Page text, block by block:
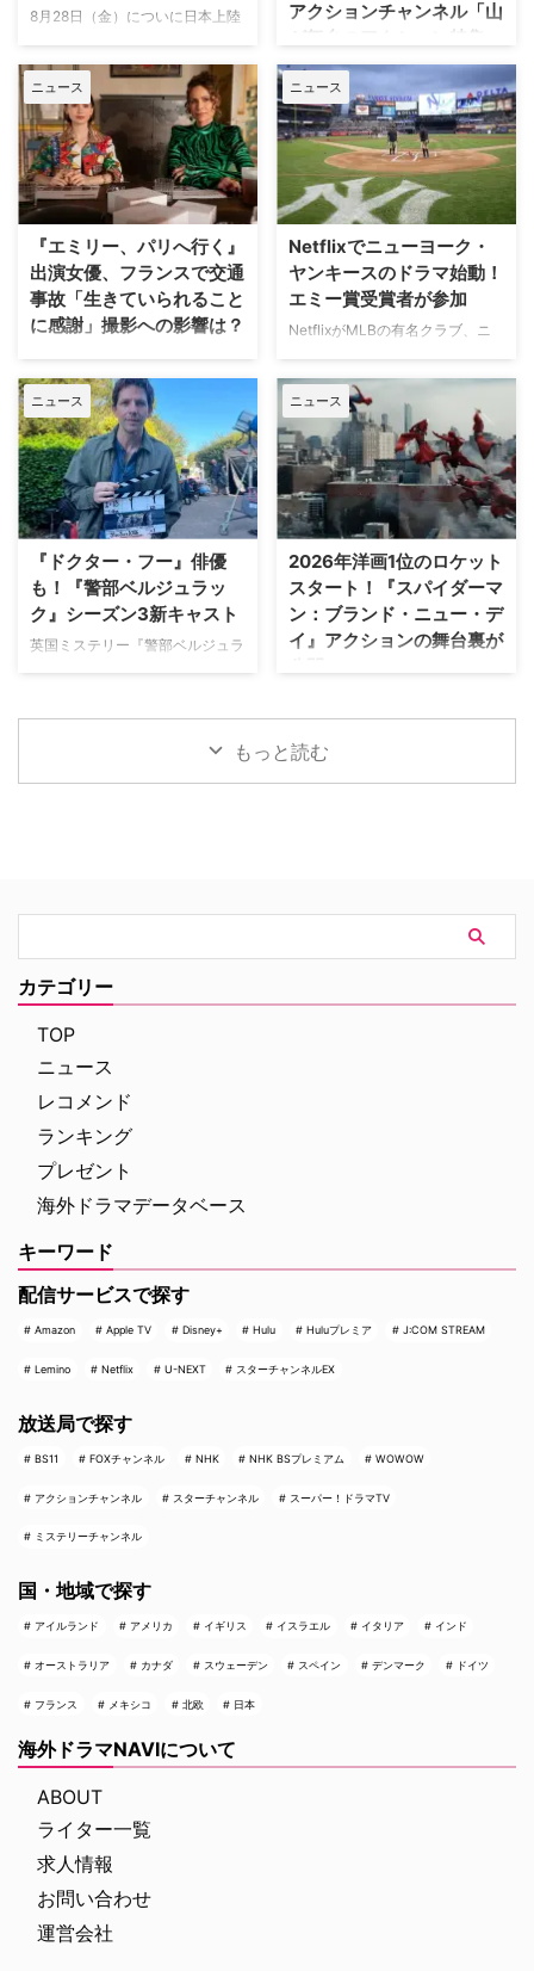
8月28日（金）についに日本上陸
ド・ライバルリー』。そのシーズ
ン2の新カップル役が分かった。
米Deadlineが報じている。 シー
ズン1の主要カップルも引き続き
出演 『ヒーテッド・ライバルリ
ー』はカナダの作家レイチェル・
リードによるベストセラー小説
原作とする。シーズン1は小説シ
リーズ第2作「Heated Rivalry」
をもとに、氷上で最大のライバル
として火花を散らす二人のスター
ランダーとロシア出身のイリヤ …
アクションチャンネル「山
が舞台のアクション特集」
放送
日本で唯一のアクション海外ドラ
マ専門チャンネル「アクションチ
ャンネル」にて、8月11日の山の
日に合わせた特別編成「山が舞台
のアクション特集」が放送され
る。 8月11日「山の日」に注目の
山岳アクション2作品を特別編成
今回の特集では、米陸軍特殊部隊
出身の保安官が山岳地帯の町で起
きる難事件に挑む全米大ヒット作
『ブルーリッジ 山岳捜査網』が
独占日本初放送。さらに、元特殊
部隊員の父親が娘を守るために大
自然を駆け巡るフランス発の話題
作『デビルズ・リープ～娘を守
れ！最強の親父』が一挙放送され
る。雄大な自然の中で繰り広 …
ニュース
『エミリー、パリへ行く』
出演女優、フランスで交通
事故「生きていられること
に感謝」撮影への影響は？
人気Netflixドラマ『エミリー、パ
リへ行く』第6シーズンに出演す
るイギリス人女優のミニー・ドラ
イヴァーが、フランスでの撮影休
止期間中に深刻な自動車事故に遭
っていたことが分かった。 生き
ていられることに心から感謝 ミ
ニーは過去8週間にわたり、
と題した動画シリーズを投稿。最
終シーズンの撮影で滞在していた
パリでの日常をファンに届けてい
た。しかし8月6日（木）早朝、
公開。「パリの最新情報だけど、
ニュース
Netflixでニューヨーク・
ヤンキースのドラマ始動！
エミー賞受賞者が参加
NetflixがMLBの有名クラブ、ニ
した新作ドラマシリーズの開発を
進めている。米Varietyが報じ
た。 『オザークへようこそ』ジ
ェイソン・ベイトマンも関与
Netflixは、今年3月のMLB開幕戦
をライヴ配信したのを皮切りに、
7月のホームランダービーもリリ
ースするなど、MLBとの関係性
を深めている。この協力関係は
2028年まで続く予定だ。今月中
旬に行われるフィールド・オブ・
ドリームス（映画『フィールド・
ニュース
『ドクター・フー』俳優
も！『警部ベルジュラッ
ク』シーズン3新キャスト
英国ミステリー『警部ベルジュラ
新たに加わることも明らかになっ
撃的な事件に巻き込まれるベルジ
ジム・ベルジュラックが事件に挑
む人気シリーズだ。本国イギリス
で2025年にシーズン1（『警部ベ
ルジュラック～豪邸に …
ニュース
2026年洋画1位のロケット
スタート！『スパイダーマ
ン：ブランド・ニュー・デ
イ』アクションの舞台裏が
マンの新たな物語を描く映画『ス
パイダーマン：ブランド・ニュ
ー・デイ』が大ヒット上映中だ。
の裏側を明かす特別映像が公開さ
れた。 世界中で大ヒットを記
録！ 映画史に残る快挙を達成 ソ
ホランド演じるピーター・パーカ
もっと読む
カテゴリー
TOP
ニュース
レコメンド
ランキング
プレゼント
海外ドラマデータベース
キーワード
配信サービスで探す
Amazon Apple TV Disney+ Hulu Huluプレミア J:COM STREAM
Lemino Netflix U-NEXT スターチャンネルEX
放送局で探す
BS11 FOXチャンネル NHK NHK BSプレミアム WOWOW
アクションチャンネル スターチャンネル スーパー！ドラマTV
ミステリーチャンネル
国・地域で探す
アイルランド アメリカ イギリス イスラエル イタリア インド
オーストラリア カナダ スウェーデン スペイン デンマーク ドイツ
フランス メキシコ 北欧 日本
海外ドラマNAVIについて
ABOUT
ライター一覧
求人情報
お問い合わせ
運営会社